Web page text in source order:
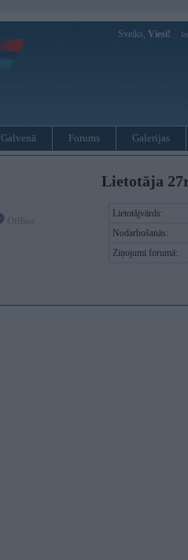
Sveiks, Viesi!
Galvenā Forums Galerijas
Lietotāja
Lietotājvārds:
Nodarbošanās:
Ziņojumi forumā: